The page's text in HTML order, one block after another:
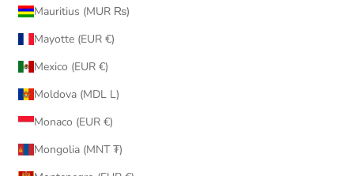
Mauritius (MUR ₨)
Mayotte (EUR €)
Mexico (EUR €)
Moldova (MDL L)
Monaco (EUR €)
Mongolia (MNT ₮)